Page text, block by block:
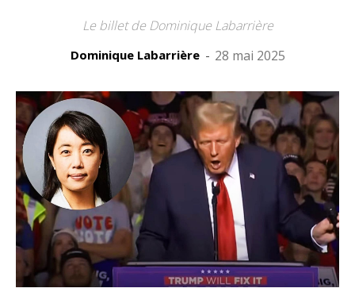
Le billet de Dominique Labarrière
Dominique Labarrière - 28 mai 2025